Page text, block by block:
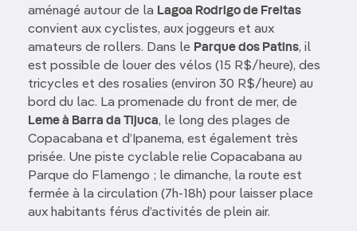
aménagé autour de la Lagoa Rodrigo de Freitas
convient aux cyclistes, aux joggeurs et aux
amateurs de rollers. Dans le Parque dos Patins, il
est possible de louer des vélos (15 R$/heure), des
tricycles et des rosalies (environ 30 R$/heure) au
bord du lac. La promenade du front de mer, de
Leme à Barra da Tijuca, le long des plages de
Copacabana et d’Ipanema, est également très
prisée. Une piste cyclable relie Copacabana au
Parque do Flamengo ; le dimanche, la route est
fermée à la circulation (7h-18h) pour laisser place
aux habitants férus d’activités de plein air.